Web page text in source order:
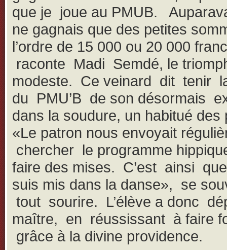
que je joue au PMUB.
ne gagnais que des petites
l’ordre de 15 000 ou 20 000
raconte Madi Semdé, le
modeste. Ce veinard dit tenir
du PMU’B de son désormais
dans la soudure, un habitué des
«Le patron nous envoyait
chercher le programme
faire des mises. C’est ainsi
suis mis dans la danse», se
tout sourire. L’élève a donc
maître, en réussissant à faire
grâce à la divine providence.